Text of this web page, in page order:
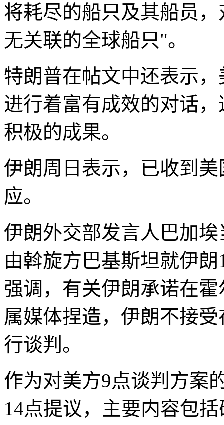
将耗尽的船只及其船员
无关联的全球船只"。
特朗普在帖文中还表示
进行着富有成效的对话
积极的成果。
伊朗周日表示，已收到
应。
伊朗外交部发言人巴加
由斡旋方巴基斯坦就伊
强调，有关伊朗承诺在
属媒体捏造，伊朗不接
行谈判。
作为对美方9点谈判方案
14点提议，主要内容包